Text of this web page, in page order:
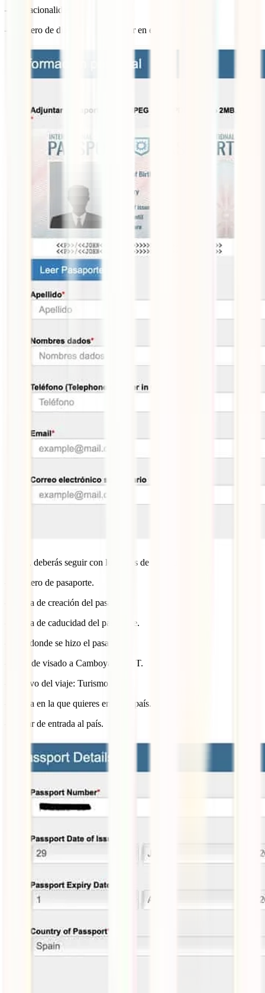
– Tu nacionalidad.
– Número de días que quieres estar en el país.
Luego, deberás seguir con los datos de tu pasaporte.
– Número de pasaporte.
– Fecha de creación del pasaporte.
– Fecha de caducidad del pasaporte.
– País donde se hizo el pasaporte.
– Tipo de visado a Camboya: Visa T.
– Motivo del viaje: Turismo.
– Fecha en la que quieres entrar al país.
– Lugar de entrada al país.